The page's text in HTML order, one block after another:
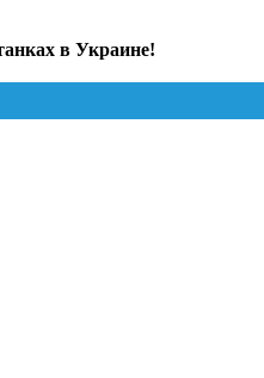
в Украине!